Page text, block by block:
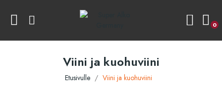
0
Viini ja kuohuviini
Etusivulle Viini ja kuohuviini